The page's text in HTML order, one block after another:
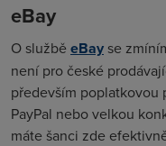
eBay
O službě eBay se
není pro české
především
PayPal nebo velkou
máte šanci zde